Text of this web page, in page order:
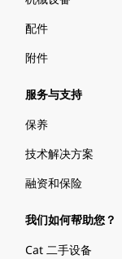
配件
附件
服务与支持
保养
技术解决方案
融资和保险
我们如何帮助您？
Cat 二手设备